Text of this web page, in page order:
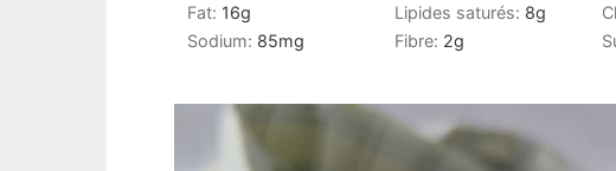
Fat: 16g Lipides saturés: 8g
Sodium: 85mg Fibre: 2g